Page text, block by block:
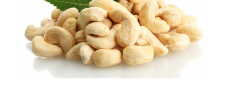
Запомнить меня
Или
Добавить в корзину